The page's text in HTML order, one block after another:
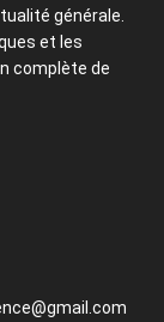
générale.
et les
complète de